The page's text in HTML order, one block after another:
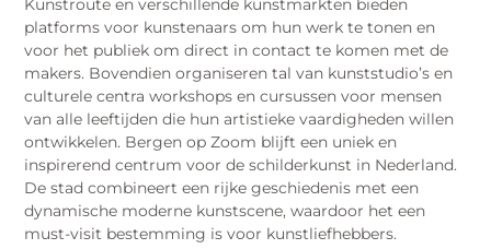
Kunstroute en verschillende kunstmarkten bieden
platforms voor kunstenaars om hun werk te tonen en
voor het publiek om direct in contact te komen met de
makers. Bovendien organiseren tal van kunststudio’s en
culturele centra workshops en cursussen voor mensen
van alle leeftijden die hun artistieke vaardigheden willen
ontwikkelen. Bergen op Zoom blijft een uniek en
inspirerend centrum voor de schilderkunst in Nederland.
De stad combineert een rijke geschiedenis met een
dynamische moderne kunstscene, waardoor het een
must-visit bestemming is voor kunstliefhebbers.